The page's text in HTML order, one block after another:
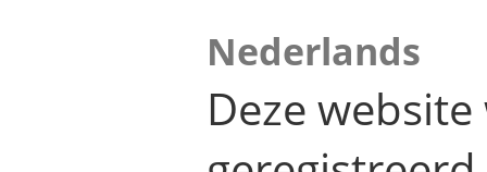
Nederlands
Deze